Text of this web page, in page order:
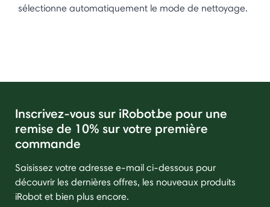
sélectionne automatiquement le mode de nettoyage.
Inscrivez-vous sur iRobot.be pour une
remise de 10% sur votre première
commande
Saisissez votre adresse e-mail ci-dessous pour
découvrir les dernières offres, les nouveaux produits
iRobot et bien plus encore.